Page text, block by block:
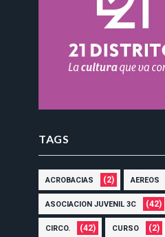
TAGS
ACROBACIAS (2) AEREOS
ASOCIACION JUVENIL 3C (42)
CIRCO. (42) CURSO (2)